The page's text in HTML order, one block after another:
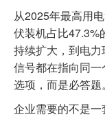
从2025年最高用
伏装机占比47.3%
持续扩大，到电
信号都在指向同
选项，而是必答题。
企业需要的不是